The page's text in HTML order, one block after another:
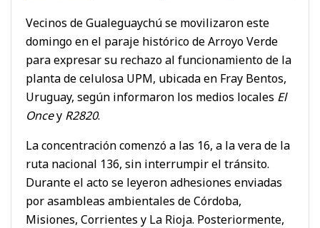
Vecinos de Gualeguaychú se movilizaron este
domingo en el paraje histórico de Arroyo Verde
para expresar su rechazo al funcionamiento de la
planta de celulosa UPM, ubicada en Fray Bentos,
Uruguay, según informaron los medios locales El
Oncey R2820.
La concentración comenzó a las 16, a la vera de la
ruta nacional 136, sin interrumpir el tránsito.
Durante el acto se leyeron adhesiones enviadas
por asambleas ambientales de Córdoba,
Misiones, Corrientes y La Rioja. Posteriormente,